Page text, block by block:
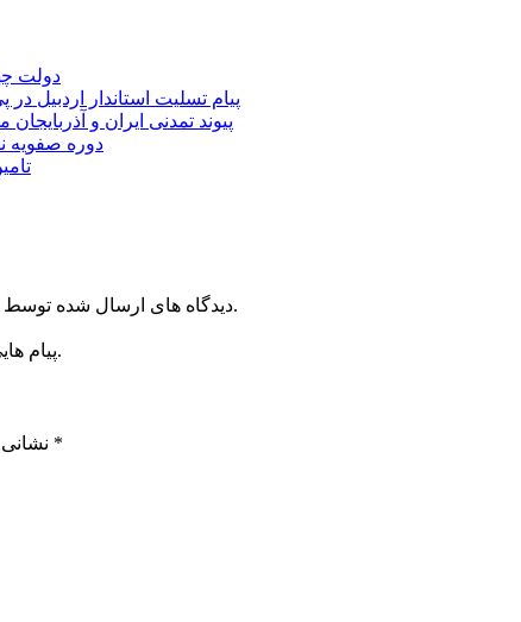
دولت
پیام تسلیت استاندار اردبیل
پیوند تمدنی ایران و
دوره
تامین ۲۳۰میلیارد تومان برای تکمیل
دیدگاه های ارسال شده توسط شما، پس از تایید توسط خبرگزاری الف در وب منتشر خواهد شد.
پیام هایی که به غیر از زبان فارسی یا غیر مرتبط باشد منتشر نخواهد شد.
*